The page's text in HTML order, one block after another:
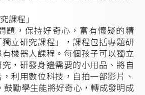
課程」
，保持好奇心，富有懷疑的精
立研究課程」，課程包括專題研
機器人課程。每個孩子可以獨立
，研發身邊需要的小用品、將自
利用數位科技，自拍一部影片、
鼓勵學生能將好奇心，轉成發明成